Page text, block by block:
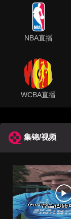
NBA直播
WCBA直播
集锦/视频